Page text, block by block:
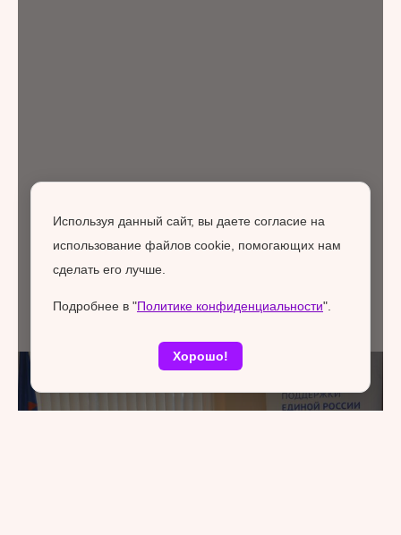
Используя данный сайт, вы даете согласие на
использование файлов cookie, помогающих нам
сделать его лучше.
Подробнее в "Политике конфиденциальности".
Хорошо!